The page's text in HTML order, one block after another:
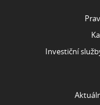
Investiční